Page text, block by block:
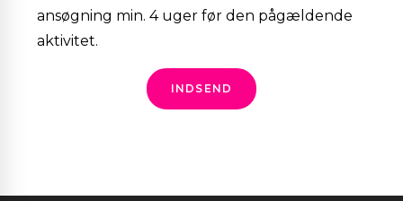
ansøgning min. 4 uger før den pågældende
aktivitet.